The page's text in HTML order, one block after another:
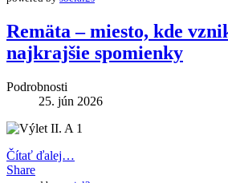
Remäta – miesto, kde
najkrajšie spomienky
Podrobnosti
25. jún 2026
Čítať ďalej…
Share